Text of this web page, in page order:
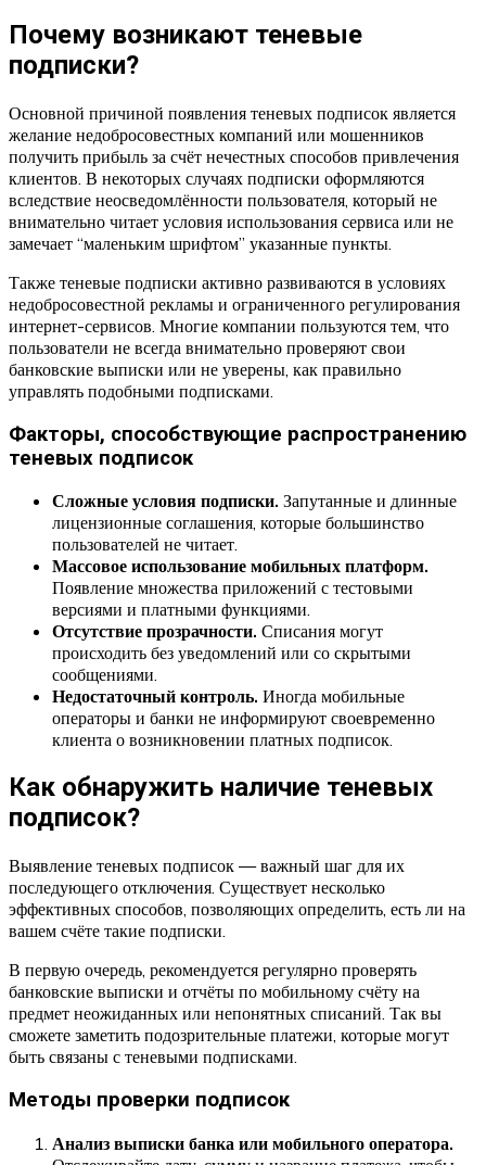
Почему возникают теневые
подписки?
Основной причиной появления теневых подписок является
желание недобросовестных компаний или мошенников
получить прибыль за счёт нечестных способов привлечения
клиентов. В некоторых случаях подписки оформляются
вследствие неосведомлённости пользователя, который не
внимательно читает условия использования сервиса или не
замечает “маленьким шрифтом” указанные пункты.
Также теневые подписки активно развиваются в условиях
недобросовестной рекламы и ограниченного регулирования
интернет-сервисов. Многие компании пользуются тем, что
пользователи не всегда внимательно проверяют свои
банковские выписки или не уверены, как правильно
управлять подобными подписками.
Факторы, способствующие распространению
теневых подписок
Сложные условия подписки. Запутанные и длинные
лицензионные соглашения, которые большинство
пользователей не читает.
Массовое использование мобильных платформ.
Появление множества приложений с тестовыми
версиями и платными функциями.
Отсутствие прозрачности. Списания могут
происходить без уведомлений или со скрытыми
сообщениями.
Недостаточный контроль. Иногда мобильные
операторы и банки не информируют своевременно
клиента о возникновении платных подписок.
Как обнаружить наличие теневых
подписок?
Выявление теневых подписок — важный шаг для их
последующего отключения. Существует несколько
эффективных способов, позволяющих определить, есть ли на
вашем счёте такие подписки.
В первую очередь, рекомендуется регулярно проверять
банковские выписки и отчёты по мобильному счёту на
предмет неожиданных или непонятных списаний. Так вы
сможете заметить подозрительные платежи, которые могут
быть связаны с теневыми подписками.
Методы проверки подписок
Анализ выписки банка или мобильного оператора.